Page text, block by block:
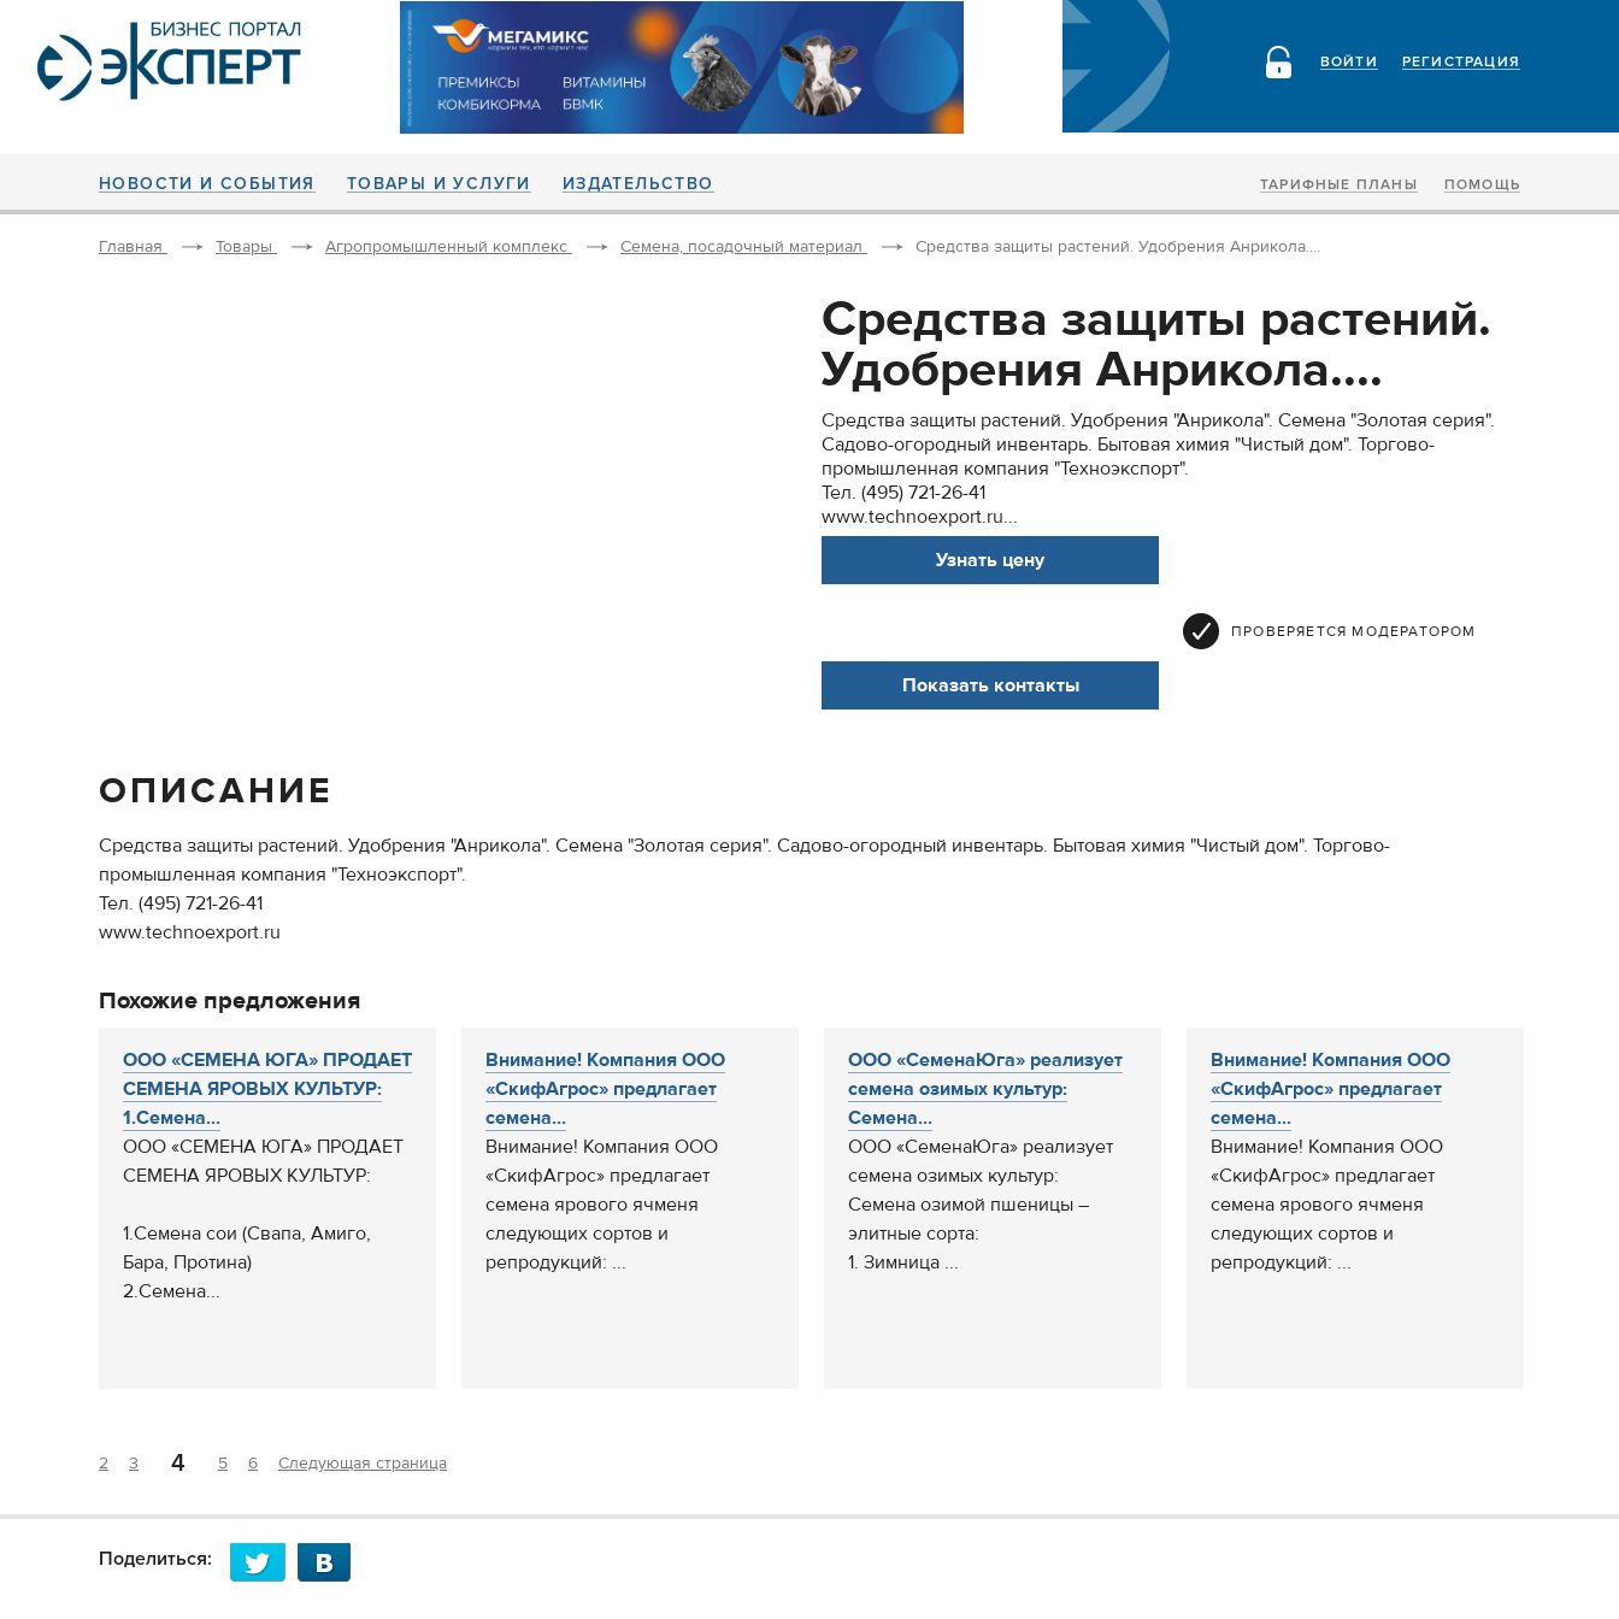
РЕГИСТРАЦИЯ
ВОЙТИ
НОВОСТИ И СОБЫТИЯ ТОВАРЫ И УСЛУГИ ИЗДАТЕЛЬСТВО ТАРИФНЫЕ ПЛАНЫ ПОМОЩЬ
Главная Товары Агропромышленный комплекс Семена, посадочный материал Средства защиты растений. Удобрения Анрикола....
Средства защиты растений.
Удобрения Анрикола....
Средства защиты растений. Удобрения "Анрикола". Семена "Золотая серия".
Садово-огородный инвентарь. Бытовая химия "Чистый дом". Торгово-
промышленная компания "Техноэкспорт".
Тел. (495) 721-26-41
www.technoexport.ru...
Узнать цену
ПРОВЕРЯЕТСЯ МОДЕРАТОРОМ
Показать контакты
ОПИСАНИЕ
Средства защиты растений. Удобрения "Анрикола". Семена "Золотая серия". Садово-огородный инвентарь. Бытовая химия "Чистый дом". Торгово-
промышленная компания "Техноэкспорт".
Тел. (495) 721-26-41
www.technoexport.ru
Похожие предложения
ООО «СЕМЕНА ЮГА» ПРОДАЕТ
СЕМЕНА ЯРОВЫХ КУЛЬТУР:
1.Семена...
ООО «СЕМЕНА ЮГА» ПРОДАЕТ
СЕМЕНА ЯРОВЫХ КУЛЬТУР:
1.Семена сои (Свапа, Амиго,
Бара, Протина)
2.Семена...
Внимание! Компания ООО
«СкифАгрос» предлагает
семена...
Внимание! Компания ООО
«СкифАгрос» предлагает
семена ярового ячменя
следующих сортов и
репродукций: ...
ООО «СеменаЮга» реализует
семена озимых культур:
Семена...
ООО «СеменаЮга» реализует
семена озимых культур:
Семена озимой пшеницы –
элитные сорта:
1. Зимница ...
Внимание! Компания ООО
«СкифАгрос» предлагает
семена...
Внимание! Компания ООО
«СкифАгрос» предлагает
семена ярового ячменя
следующих сортов и
репродукций: ...
2 3 4 5 6 Следующая страница
Поделиться: